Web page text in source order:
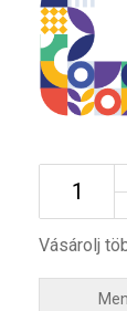
Vásárolj